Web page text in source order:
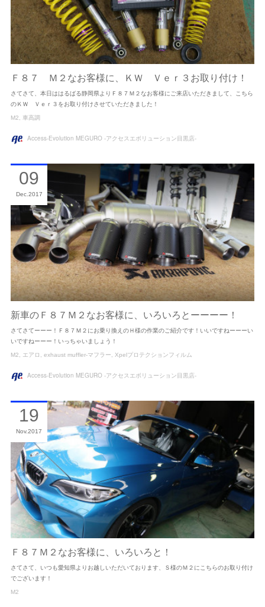
Ｆ８７ Ｍ２なお客様に、ＫＷ Ｖｅｒ３お取り付け！
さてさて、本日ははるばる静岡県よりＦ８７Ｍ２なお客様にご来店いただきまして、こちら
のＫＷ Ｖｅｒ３をお取り付けさせていただきました！
M2 車高調
Access-Evolution MEGURO -アクセスエボリューション目黒店-
新車のＦ８７Ｍ２なお客様に、いろいろとーーーー！
さてさてーーー！Ｆ８７Ｍ２にお乗り換えのＨ様の作業のご紹介です！いいですねーーーい
いですねーーー！いっちゃいましょう！
09
Dec 2017
M2 エアロ exhaust muffler-マフラー Xpelプロテクションフィルム
Access-Evolution MEGURO -アクセスエボリューション目黒店-
Ｆ８７Ｍ２なお客様に、いろいろと！
さてさて、いつも愛知県よりお越しいただいております、Ｓ様のＭ２にこちらのお取り付け
でございます！
19
Nov 2017
M2